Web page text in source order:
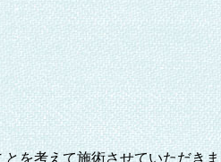
を考えて施術させていただきま